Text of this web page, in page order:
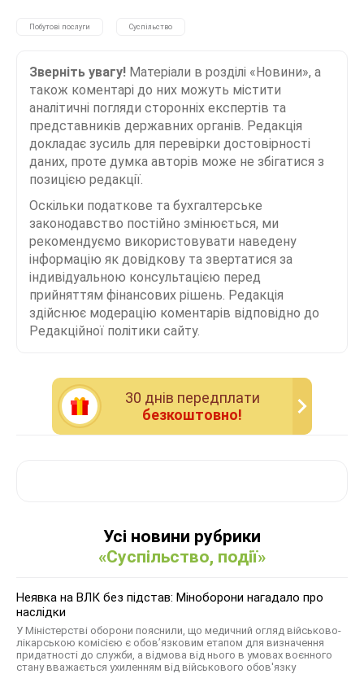
Побутові послуги Суспільство
Зверніть увагу! Матеріали в розділі «Новини», а
також коментарі до них можуть містити
аналітичні погляди сторонніх експертів та
представників державних органів. Редакція
докладає зусиль для перевірки достовірності
даних, проте думка авторів може не збігатися з
позицією редакції.
Оскільки податкове та бухгалтерське
законодавство постійно змінюється, ми
рекомендуємо використовувати наведену
інформацію як довідкову та звертатися за
індивідуальною консультацією перед
прийняттям фінансових рішень. Редакція
здійснює модерацію коментарів відповідно до
Редакційної політики сайту.
30 днiв передплати
безкоштовно!
Усі новини рубрики
«Суспільство, події»
Неявка на ВЛК без підстав: Міноборони нагадало про
наслідки
У Міністерстві оборони пояснили, що медичний огляд військово-
лікарською комісією є обов’язковим етапом для визначення
придатності до служби, а відмова від нього в умовах воєнного
стану вважається ухиленням від військового обов'язку